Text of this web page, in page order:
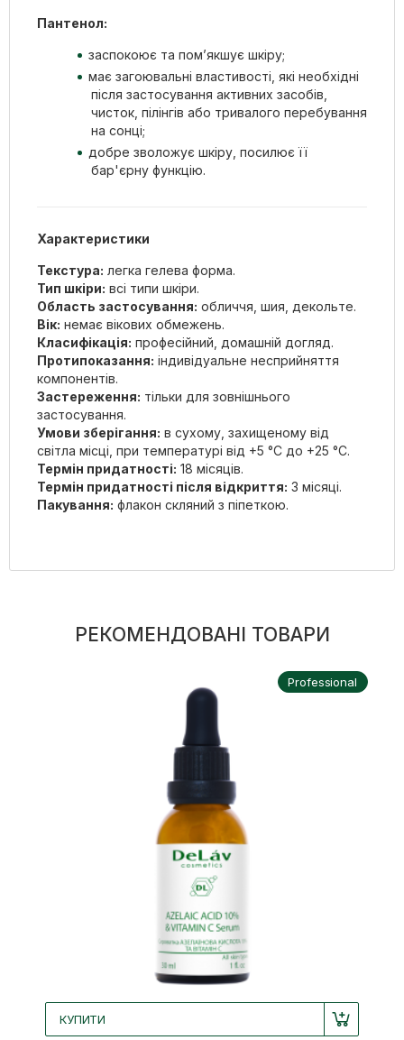
Пантенол:
заспокоює та пом’якшує шкіру;
має загоювальні властивості, які необхідні
після застосування активних засобів,
чисток, пілінгів або тривалого перебування
на сонці;
добре зволожує шкіру, посилює її
бар'єрну функцію.
Характеристики
Текстура: легка гелева форма.
Тип шкіри: всі типи шкіри.
Область застосування: обличчя, шия, декольте.
Вік: немає вікових обмежень.
Класифікація: професійний, домашній догляд.
Протипоказання: індивідуальне несприйняття
компонентів.
Застереження: тільки для зовнішнього
застосування.
Умови зберігання: в сухому, захищеному від
світла місці, при температурі від +5 °С до +25 °С.
Термін придатності: 18 місяців.
Термін придатності після відкриття: 3 місяці.
Пакування: флакон скляний з піпеткою.
РЕКОМЕНДОВАНІ ТОВАРИ
Professional
КУПИТИ